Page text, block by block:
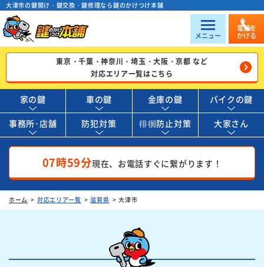
大津市の鍵開け・鍵交換・鍵修理なら鍵のかけつけ本舗
メニュー
電話を
かける
東京・千葉・神奈川・埼玉・大阪・京都 など
対応エリア一覧はこちら
家の鍵 車の鍵 金庫の鍵 バイクの鍵
事務所･店舗 防犯対策 徘徊防止対策 大家さん
07時59分現在、お電話すぐに繋がります！
ホーム 対応エリア一覧 滋賀県 大津市